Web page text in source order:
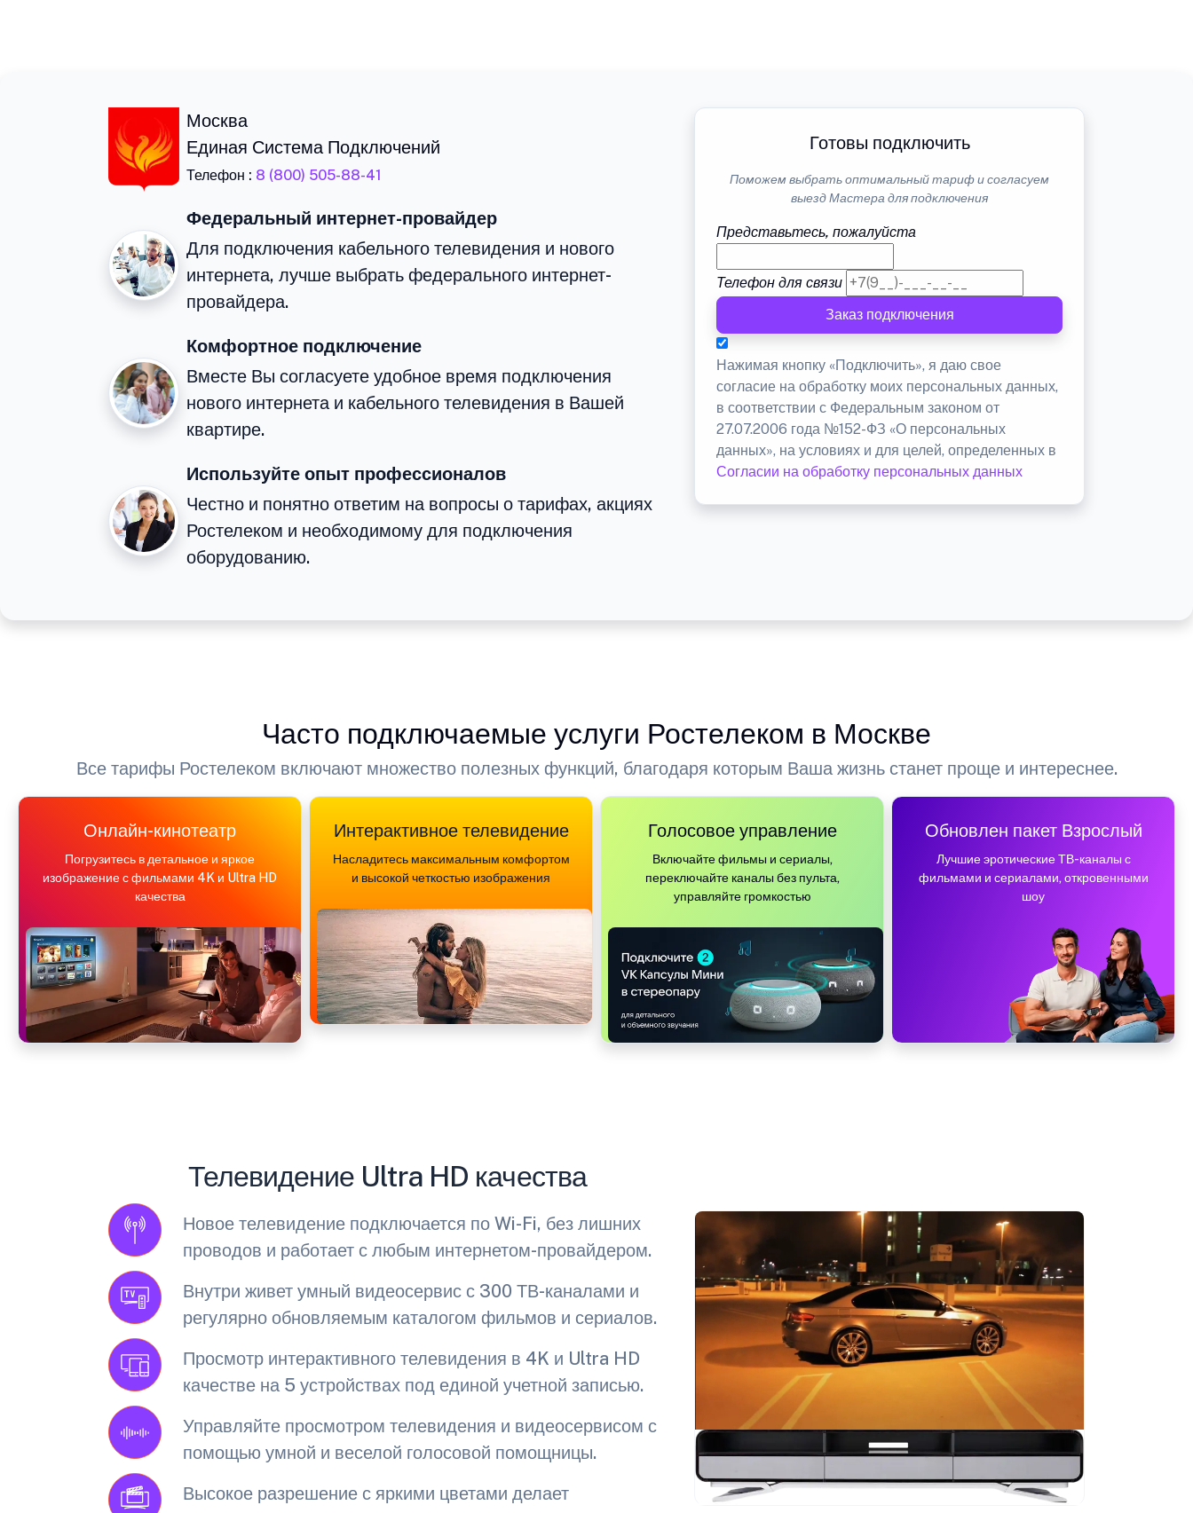
Москва
Единая Система Подключений
Телефон : 8 (800) 505-88-41
Федеральный интернет-провайдер
Для подключения кабельного телевидения и нового
интернета, лучше выбрать федерального интернет-
провайдера.
Комфортное подключение
Вместе Вы согласуете удобное время подключения
нового интернета и кабельного телевидения в Вашей
квартире.
Используйте опыт профессионалов
Честно и понятно ответим на вопросы о тарифах, акциях
Ростелеком и необходимому для подключения
оборудованию.
Готовы подключить
Поможем выбрать оптимальный тариф и согласуем
выезд Мастера для подключения
Представьтесь, пожалуйста
Телефон для связи
Заказ подключения
Нажимая кнопку «Подключить», я даю свое
согласие на обработку моих персональных данных,
в соответствии с Федеральным законом от
27.07.2006 года №152-ФЗ «О персональных
данных», на условиях и для целей, определенных в
Согласии на обработку персональных данных
Часто подключаемые услуги Ростелеком в Москве
Все тарифы Ростелеком включают множество полезных функций, благодаря которым Ваша жизнь станет проще и интереснее.
Онлайн-кинотеатр
Погрузитесь в детальное и яркое
изображение с фильмами 4K и Ultra HD
качества
Интерактивное телевидение
Насладитесь максимальным комфортом
и высокой четкостью изображения
Голосовое управление
Включайте фильмы и сериалы,
переключайте каналы без пульта,
управляйте громкостью
Обновлен пакет Взрослый
Лучшие эротические ТВ-каналы с
фильмами и сериалами, откровенными
шоу
Телевидение Ultra HD качества
Новое телевидение подключается по Wi-Fi, без лишних
проводов и работает с любым интернетом-провайдером.
Внутри живет умный видеосервис с 300 ТВ-каналами и
регулярно обновляемым каталогом фильмов и сериалов.
Просмотр интерактивного телевидения в 4K и Ultra HD
качестве на 5 устройствах под единой учетной записью.
Управляйте просмотром телевидения и видеосервисом с
помощью умной и веселой голосовой помощницы.
Высокое разрешение с яркими цветами делает